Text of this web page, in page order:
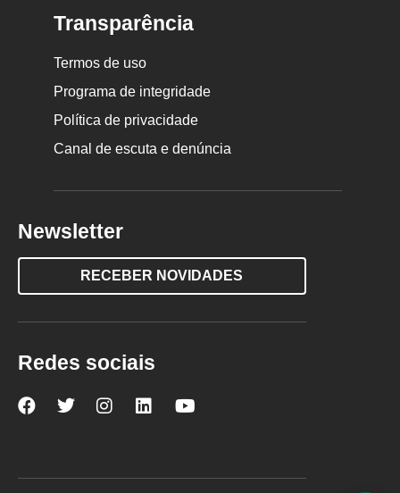
Transparência
Termos de uso
Programa de integridade
Política de privacidade
Canal de escuta e denúncia
Newsletter
RECEBER NOVIDADES
Redes sociais
Nova
Facebook
Nova
Twitter
Nova
Instagram
Nova
LinkedInYouTube